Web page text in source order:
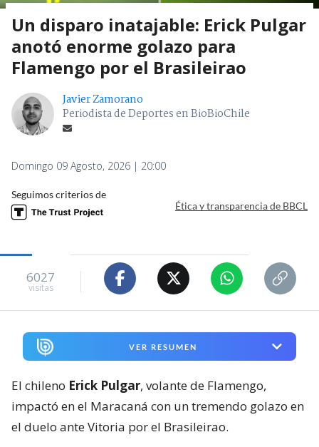
Un disparo inatajable: Erick Pulgar
anotó enorme golazo para
Flamengo por el Brasileirao
Javier Zamorano
Periodista de Deportes en BioBioChile
Domingo 09 Agosto, 2026 | 20:00
Seguimos criterios de
Ética y transparencia de BBCL
6027
visitas
VER RESUMEN
El chileno Erick Pulgar, volante de Flamengo,
impactó en el Maracaná con un tremendo golazo en
el duelo ante Vitoria por el Brasileirao.